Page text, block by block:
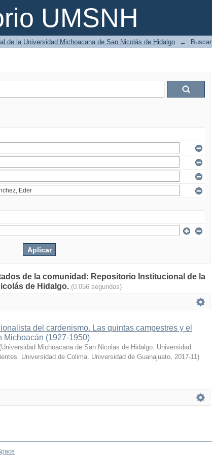
UMSNH
de la Universidad Michoacana de San Nicolás de Hidalgo → Buscar
de la comunidad: Repositorio Institucional de la
de Hidalgo. (0.056 segundos)
del cardenismo. Las quintas campestres y el
Michoacán (1927-1950)
(Universidad Michoacana de San Nicolas de Hidalgo. Universidad
Universidad de Colima. Universidad de Guanajuato, 2017-11)